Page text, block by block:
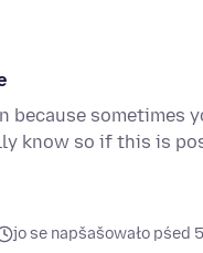
sometimes
know so if this is
jo se napšašowało pśed